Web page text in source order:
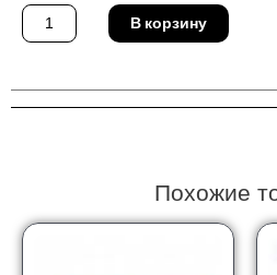
Количество
товара
Ключ
9
В корзину
Похожие